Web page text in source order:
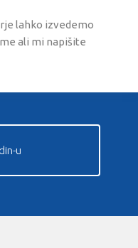
lahko izvedemo
ali mi napišite
u